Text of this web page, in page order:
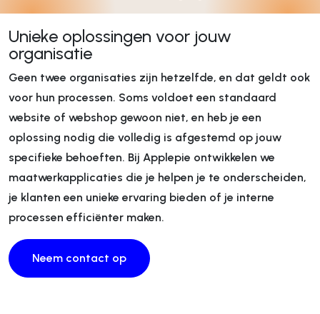
Unieke oplossingen voor jouw
organisatie
Geen twee organisaties zijn hetzelfde, en dat geldt ook
voor hun processen. Soms voldoet een standaard
website of webshop gewoon niet, en heb je een
oplossing nodig die volledig is afgestemd op jouw
specifieke behoeften. Bij Applepie ontwikkelen we
maatwerkapplicaties die je helpen je te onderscheiden,
je klanten een unieke ervaring bieden of je interne
processen efficiënter maken.
Neem contact op